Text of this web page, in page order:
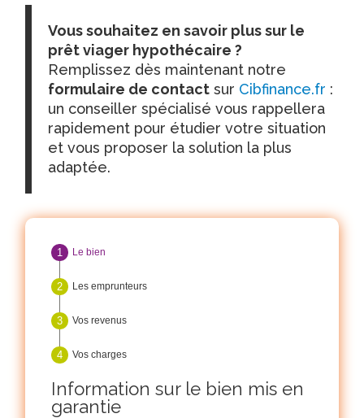
Vous souhaitez en savoir plus sur le
prêt viager hypothécaire ?
Remplissez dès maintenant notre
formulaire de contact sur Cibfinance.fr :
un conseiller spécialisé vous rappellera
rapidement pour étudier votre situation
et vous proposer la solution la plus
adaptée.
Le bien
Les emprunteurs
Vos revenus
Vos charges
Information sur le bien mis en
garantie